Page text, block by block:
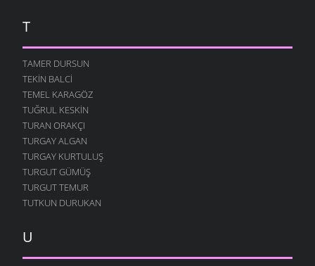
ÇIKACAKTIK YA
DUY SESIMI KARADENIZ
17 TEMMUZ 2007
ALDANMA SAKIN
6 TEMMUZ 2007
KAPTIRDIM SENI
4 TEMMUZ 2007
İKI YÜREK
28 HAZIRAN 2007
YÜREĞIM İŞGAL ALTINDA
DÜŞE KALDIK
19 HAZIRAN 2007
T
TAMER DURSUN
TEKIN BALCI
TEMEL KARAGÖZ
TUĞRUL KESKIN
TURAN ORAKÇI
TURGAY ALGAN
TURGAY KURTULUŞ
TURGUT GÜMÜŞ
TURGUT TEMUR
TUTKUN DURUKAN
U